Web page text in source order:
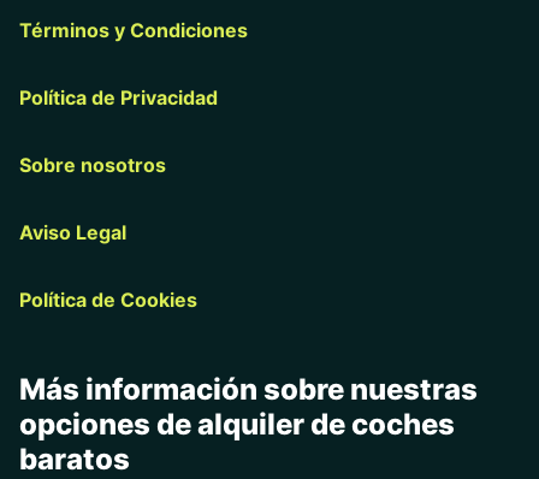
Términos y Condiciones
Política de Privacidad
Sobre nosotros
Aviso Legal
Política de Cookies
Más información sobre nuestras
opciones de alquiler de coches
baratos